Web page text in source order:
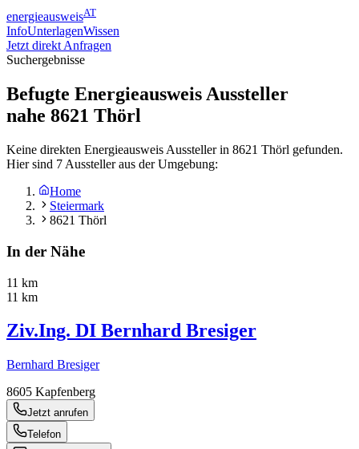
energieausweisAT
InfoUnterlagenWissen
Jetzt direkt Anfragen
Suchergebnisse
Befugte Energieausweis Aussteller
nahe 8621 Thörl
Keine direkten Energieausweis Aussteller in 8621 Thörl gefunden.
Hier sind 7 Aussteller aus der Umgebung:
Home
Steiermark
8621 Thörl
In der Nähe
11 km
11 km
Ziv.Ing. DI Bernhard Bresiger
Bernhard Bresiger
8605 Kapfenberg
Jetzt anrufen
Telefon